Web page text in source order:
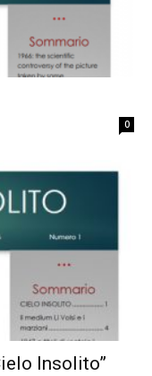
0
Insolito”